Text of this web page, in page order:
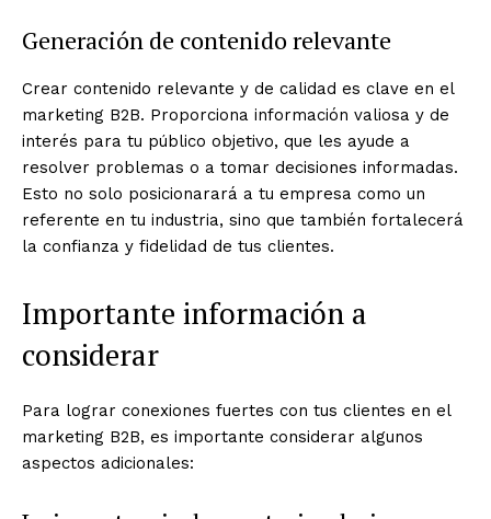
Generación de contenido relevante
Crear contenido relevante y de calidad es clave en el
marketing B2B. Proporciona información valiosa y de
interés para tu público objetivo, que les ayude a
resolver problemas o a tomar decisiones informadas.
Esto no solo posicionarará a tu empresa como un
referente en tu industria, sino que también fortalecerá
la confianza y fidelidad de tus clientes.
Importante información a
considerar
Para lograr conexiones fuertes con tus clientes en el
marketing B2B, es importante considerar algunos
aspectos adicionales: